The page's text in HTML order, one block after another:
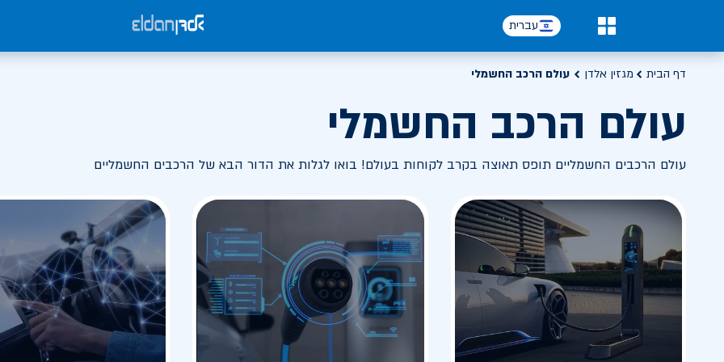
עברית
דף הבית מגזין אלדן עולם הרכב החשמלי
עולם הרכב החשמלי
עולם הרכבים החשמליים תופס תאוצה בקרב לקוחות בעולם! בואו לגלות את הדור הבא של הרכבים החשמליים